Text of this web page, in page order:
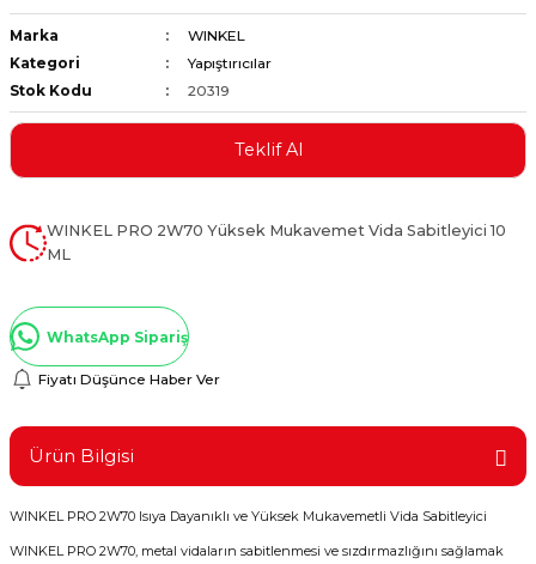
Kaplamalar
ve Penseler
Marka
WINKEL
Kategori
Yapıştırıcılar
Stok Kodu
20319
Teklif Al
WINKEL PRO 2W70 Yüksek Mukavemet Vida Sabitleyici 10
ML
WhatsApp Sipariş
Fiyatı Düşünce Haber Ver
Ürün Bilgisi
WINKEL PRO 2W70 Isıya Dayanıklı ve Yüksek Mukavemetli Vida Sabitleyici
WINKEL PRO 2W70, metal vidaların sabitlenmesi ve sızdırmazlığını sağlamak